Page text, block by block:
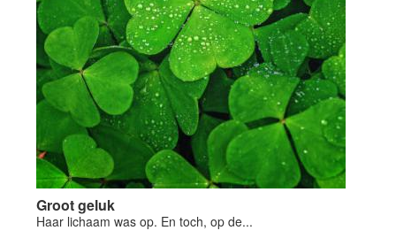
Groot geluk
Haar lichaam was op. En toch, op de...